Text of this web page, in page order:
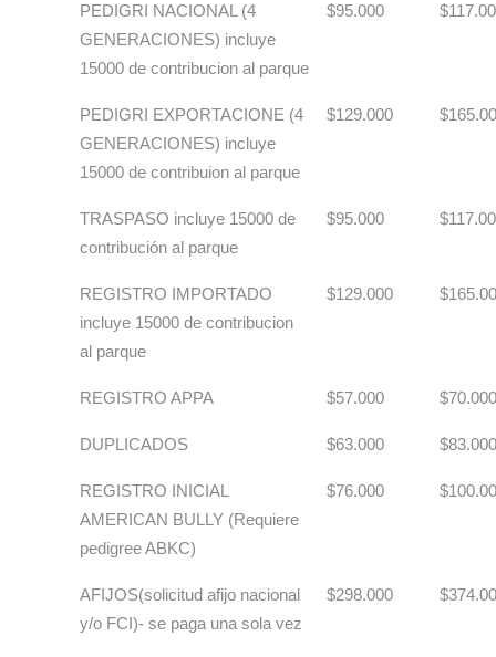
PEDIGRI NACIONAL (4
GENERACIONES) incluye
15000 de contribucion al parque
$95.000
PEDIGRI EXPORTACIONE (4
GENERACIONES) incluye
15000 de contribuion al parque
$129.000
TRASPASO incluye 15000 de
contribución al parque
$95.000
REGISTRO IMPORTADO
incluye 15000 de contribucion
al parque
$129.000
REGISTRO APPA $57.000 $70.000
DUPLICADOS $63.000 $83.000
REGISTRO INICIAL
AMERICAN BULLY (Requiere
pedigree ABKC)
$76.000
AFIJOS(solicitud afijo nacional
y/o FCI)- se paga una sola vez
$298.000